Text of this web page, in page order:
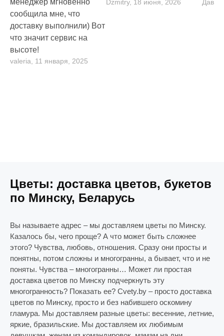
менеджер мгновенно
сообщила мне, что
доставку выполнили) Вот
что значит сервис на
высоте!
valeria, 11 января, 2025
Dzmitry, 18 июня, 2026
Цветы: доставка цветов, букетов
по Минску, Беларусь
Вы называете адрес – мы доставляем цветы по Минску.
Казалось бы, чего проще? А что может быть сложнее
этого? Чувства, любовь, отношения. Сразу они просты и
понятны, потом сложны и многогранны, а бывает, что и не
поняты. Чувства – многогранны… Может ли простая
доставка цветов по Минску подчеркнуть эту
многогранность? Показать ее? Cvety.by – просто доставка
цветов по Минску, просто и без набившего оскомину
гламура. Мы доставляем разные цветы: весенние, летние,
яркие, бразильские. Мы доставляем их любимым